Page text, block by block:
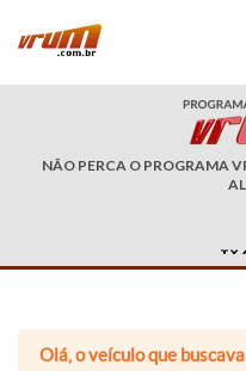
NÃO PERCA O PROGRAMA
Olá, o veículo que